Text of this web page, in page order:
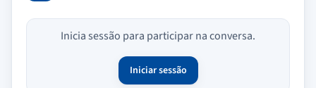
Inicia sessão para participar na conversa.
Iniciar sessão